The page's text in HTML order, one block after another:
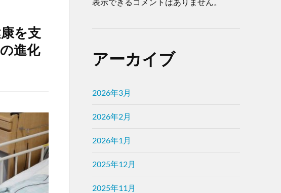
を支
進化
アーカイブ
2026年3月
2026年2月
2026年1月
2025年12月
2025年11月